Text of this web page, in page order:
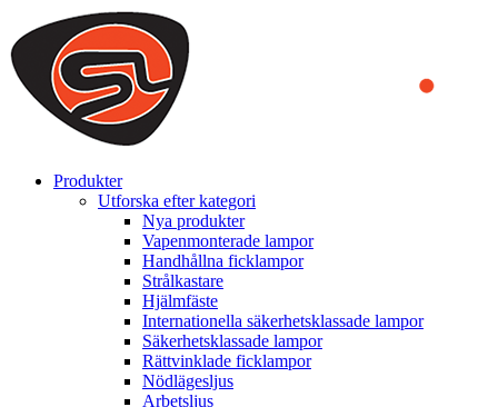
We use cookies to ensure that we provide you the best experience
on our website. By continuing to browse this website, you accept
that cookies are used to help us analyze how the website is used and
to offer you a better experience. To learn more or to find out how
you can disable cookies, you can access our
Produkter
Utforska efter kategori
Nya produkter
Vapenmonterade lampor
Handhållna ficklampor
Strålkastare
Hjälmfäste
Internationella säkerhetsklassade lampor
Säkerhetsklassade lampor
Rättvinklade ficklampor
Nödlägesljus
Arbetsljus